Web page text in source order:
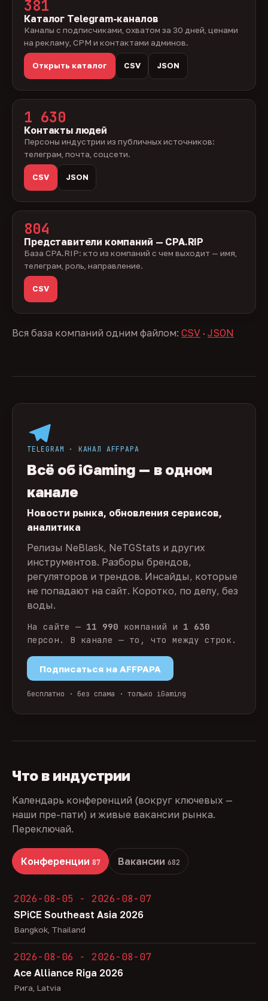
381
Каталог Telegram-каналов
Каналы с подписчиками, охватом за 30 дней, ценами
на рекламу, CPM и контактами админов.
Открыть каталог CSV JSON
1 630
Контакты людей
Персоны индустрии из публичных источников:
телеграм, почта, соцсети.
CSV JSON
804
Представители компаний — CPA.RIP
База CPA.RIP: кто из компаний с чем выходит — имя,
телеграм, роль, направление.
CSV
Вся база компаний одним файлом: CSV · JSON
TELEGRAM · КАНАЛ AFFPAPA
Всё об iGaming — в одном
канале
Новости рынка, обновления сервисов,
аналитика
Релизы NeBlask, NeTGStats и других
инструментов. Разборы брендов,
регуляторов и трендов. Инсайды, которые
не попадают на сайт. Коротко, по делу, без
воды.
На сайте — 11 990 компаний и 1 630
персон. В канале — то, что между строк.
Подписаться на AFFPAPA
бесплатно · без спама · только iGaming
Что в индустрии
Календарь конференций (вокруг ключевых —
наши пре-пати) и живые вакансии рынка.
Переключай.
Конференции 87 Вакансии 682
2026-08-05 - 2026-08-07
SPiCE Southeast Asia 2026
Bangkok, Thailand
2026-08-06 - 2026-08-07
Ace Alliance Riga 2026
Рига, Latvia